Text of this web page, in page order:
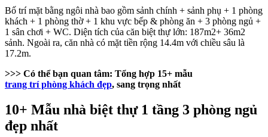
Bố trí mặt bằng ngôi nhà bao gồm sảnh chính + sảnh phụ + 1 phòng
khách + 1 phòng thờ + 1 khu vực bếp & phòng ăn + 3 phòng ngủ +
1 sân chơi + WC. Diện tích của căn biệt thự lớn: 187m2+ 36m2
sảnh. Ngoài ra, căn nhà có mặt tiền rộng 14.4m với chiều sâu là
17.2m.
>>> Có thể bạn quan tâm: Tổng hợp 15+ mẫu
trang trí phòng khách đẹp, sang trọng nhất
10+ Mẫu nhà biệt thự 1 tầng 3 phòng ngủ
đẹp nhất